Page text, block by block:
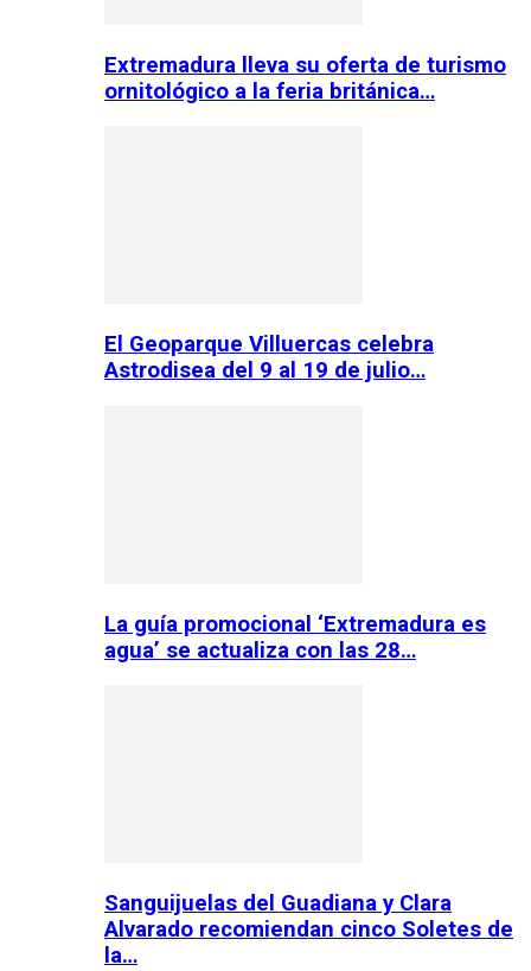
Extremadura lleva su oferta de turismo
ornitológico a la feria británica…
El Geoparque Villuercas celebra
Astrodisea del 9 al 19 de julio…
La guía promocional ‘Extremadura es
agua’ se actualiza con las 28…
Sanguijuelas del Guadiana y Clara
Alvarado recomiendan cinco Soletes de
la…